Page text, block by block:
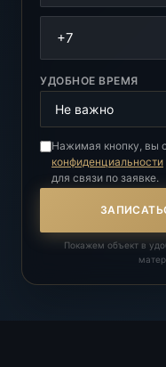
УДОБНОЕ ВРЕМЯ
Нажимая кнопку, вы
конфиденциальности
для связи по заявке.
Покажем объект в